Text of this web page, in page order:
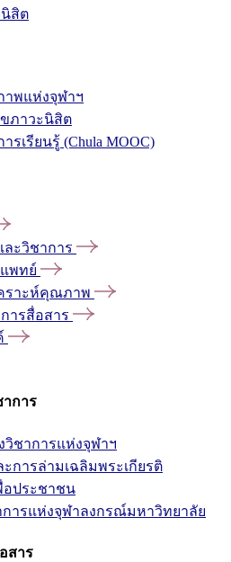
นิสิต
พแห่งจุฬาฯ
ภาวะนิสิต
รเรียนรู้ (Chula MOOC)
ะวิชาการ
พทย์
ราะห์คุณภาพ
ารสื่อสาร
การ
ชาการแห่งจุฬาฯ
การล่ามเฉลิมพระเกียรติ
อประชาชน
ารแห่งจุฬาลงกรณ์มหาวิทยาลัย
สาร